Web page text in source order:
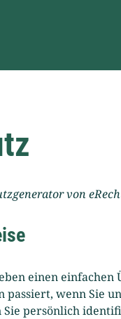
von
einen
passiert, wenn Sie
Sie persönlich